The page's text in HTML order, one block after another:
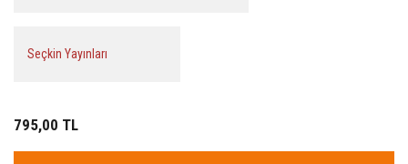
Seçkin Yayınları
795,00 TL